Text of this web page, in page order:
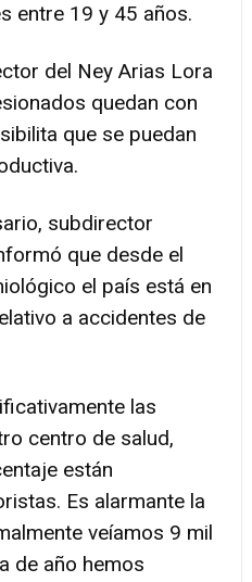
entre 19 y 45 años.
del Ney Arias Lora
quedan con
que se puedan
subdirector
que desde el
el país está en
a accidentes de
las
centro de salud,
están
Es alarmante la
veíamos 9 mil
de año hemos